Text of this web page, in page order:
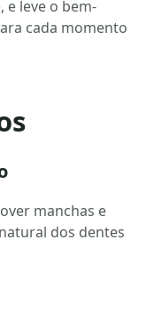
, e leve o bem-
cada momento
manchas e
dos dentes